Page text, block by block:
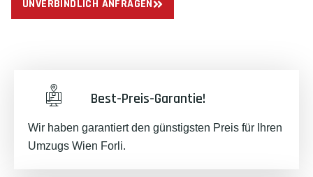
UNVERBINDLICH ANFRAGEN
Best-Preis-Garantie!
Wir haben garantiert den günstigsten Preis für Ihren
Umzugs Wien Forli.